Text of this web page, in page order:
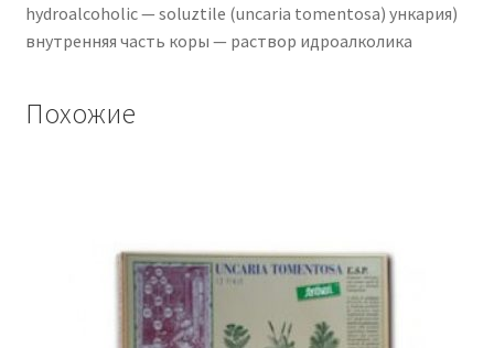
hydroalcoholic — soluztile (uncaria tomentosa) ункария)
внутренняя часть коры — раствор идроалколика
Похожие